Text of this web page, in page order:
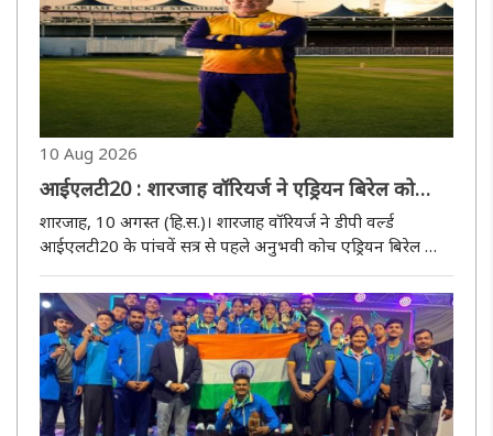
10 Aug 2026
आईएलटी20 : शारजाह वॉरियर्ज ने एड्रियन बिरेल को
बनाया मुख्य कोच
शारजाह, 10 अगस्त (हि.स.)। शारजाह वॉरियर्ज ने डीपी वर्ल्ड
आईएलटी20 के पांचवें सत्र से पहले अनुभवी कोच एड्रियन बिरेल को
सत्र 22 नवंबर से 20 दिसंबर 2026 तक खेला जाएगा। फ्रेंचाइजी
क्रिकेट में..